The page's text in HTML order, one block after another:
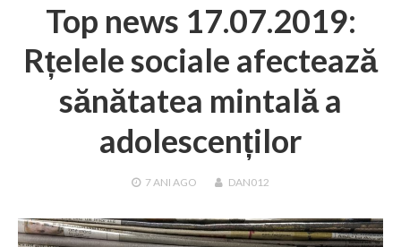
Top news 17.07.2019:
Rțelele sociale afectează
sănătatea mintală a
adolescenților
7 ANI AGO DAN012